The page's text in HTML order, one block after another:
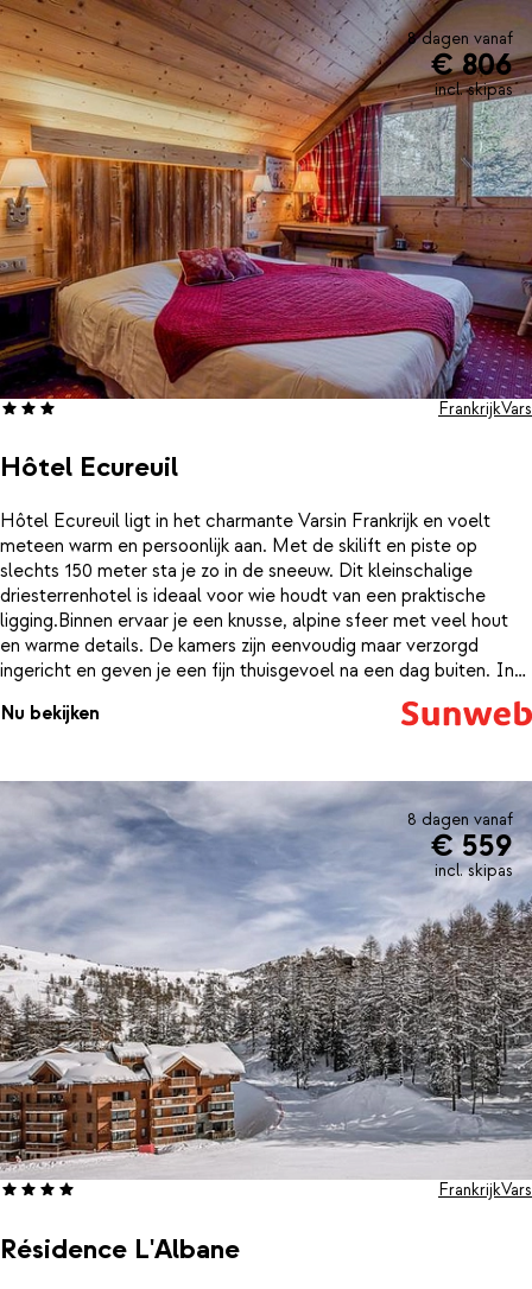
8 dagen vanaf
€ 806
incl. skipas
Hôtel Ecureuil
FrankrijkVars
Hôtel Ecureuil ligt in het charmante Varsin Frankrijk en voelt
meteen warm en persoonlijk aan. Met de skilift en piste op
slechts 150 meter sta je zo in de sneeuw. Dit kleinschalige
driesterrenhotel is ideaal voor wie houdt van een praktische
ligging.Binnen ervaar je een knusse, alpine sfeer met veel hout
en warme details. De kamers zijn eenvoudig maar verzorgd
ingericht en geven je een fijn thuisgevoel na een dag buiten. In
het hotel vind je een restaurant waar je ’s avonds aanschuift voor
een lekkere maaltijd en een bar voor een drankje. Na een dag op
zo naar het centrum, waar winkels, restaurants en een supermarkt
op ongeveer 100 meter liggen. Vars maakt deel uit van het
prachtige skigebied La Forêt Blanche en biedt volop variatie
voor elke skiër. Hier geniet je van knisperende sneeuw onder je
ski’s en gezellige bergavonden.
Nu bekijken
8 dagen vanaf
€ 559
incl. skipas
Résidence L'Albane
FrankrijkVars